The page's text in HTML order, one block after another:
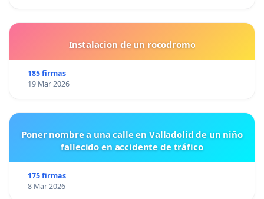
Instalacion de un rocodromo
185 firmas
19 Mar 2026
Poner nombre a una calle en Valladolid de un niño
fallecido en accidente de tráfico
175 firmas
8 Mar 2026